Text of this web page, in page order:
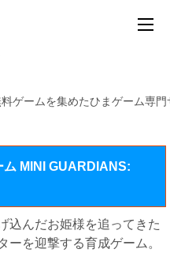
ゲームを集めたひまゲーム専
ム MINI GUARDIANS:
込んだお姫様を追ってきた
ーを迎撃する育成ゲーム。